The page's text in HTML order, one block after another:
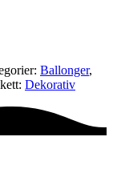
Ballonger,
Dekorativ